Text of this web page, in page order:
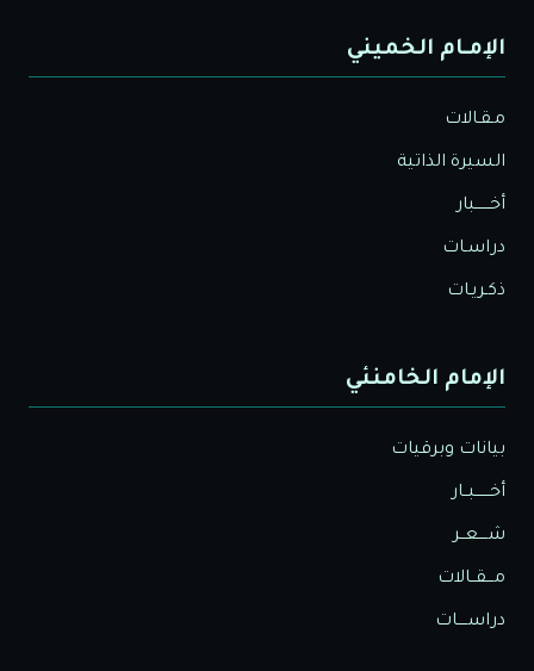
الإمـام الخميني
مـقـالات
السيرة الذاتية
أخــــــبار
دراسـات
ذكـريـات
الإمام الخامنئي
بيانات وبرقيات
أخــــــبــار
شــــعــر
مـــقــالات
دراســــات